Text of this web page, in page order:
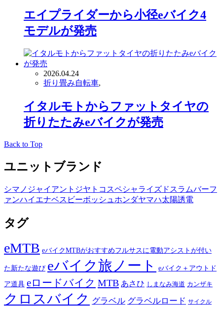
エイプライダーから小径eバイク4
モデルが発売
2026.04.24
折り畳み自転車,
イタルモトからファットタイヤの
折りたたみeバイクが発売
Back to Top
ユニットブランド
シマノ ジャイアント ジヤトコ スペシャライズド スラムバーフ
ァンハイエナベスビーボッシュ ホンダヤマハ太陽誘電
タグ
eMTB eバイクMTBがおすすめフルサスに電動アシストが付い
た新たな遊び eバイク旅ノート
eバイク＋アウトド
ア道具 eロードバイク MTB あさひ しまなみ海道 カンザキ
クロスバイク グラベル グラベルロード サイクル